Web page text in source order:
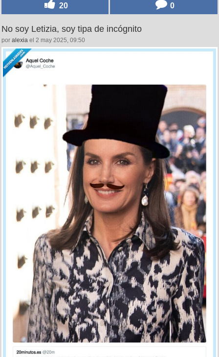
20 0
No soy Letizia, soy tipa de incógnito
por alexia el 2 may 2025, 09:50